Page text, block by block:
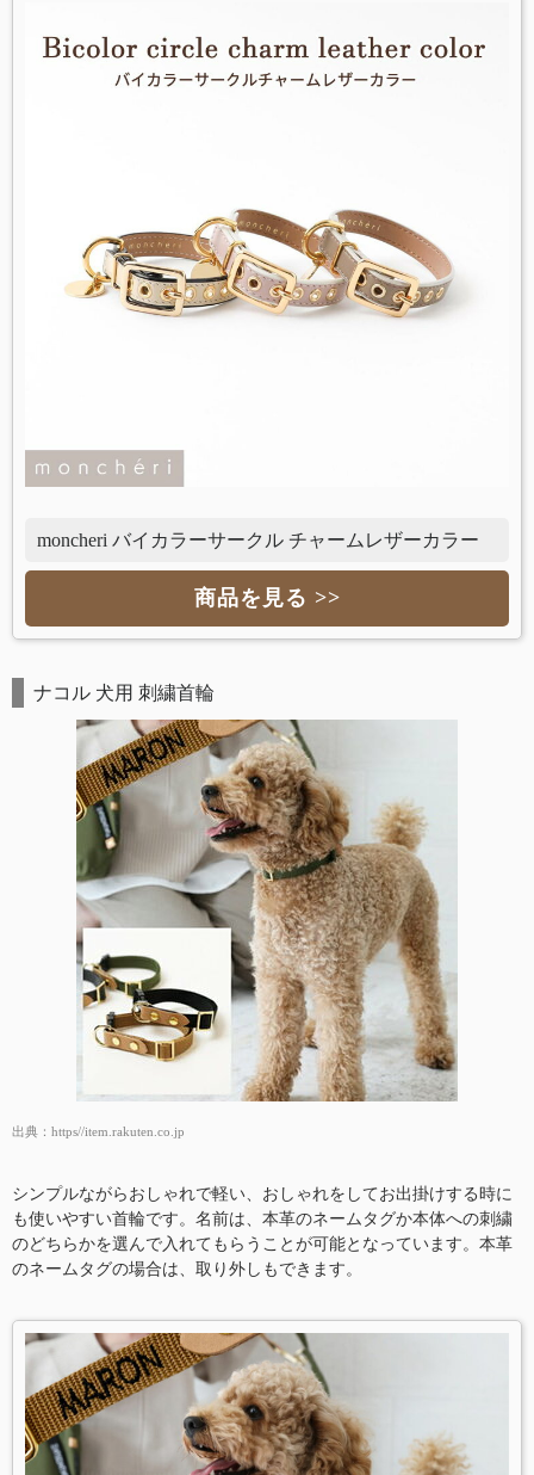
moncheri バイカラーサークル チャームレザーカラー
商品を見る >>
ナコル 犬用 刺繍首輪
出典： https//item.rakuten.co.jp
シンプルながらおしゃれで軽い、おしゃれをしてお出掛けする時に
も使いやすい首輪です。名前は、本革のネームタグか本体への刺繍
のどちらかを選んで入れてもらうことが可能となっています。本革
のネームタグの場合は、取り外しもできます。